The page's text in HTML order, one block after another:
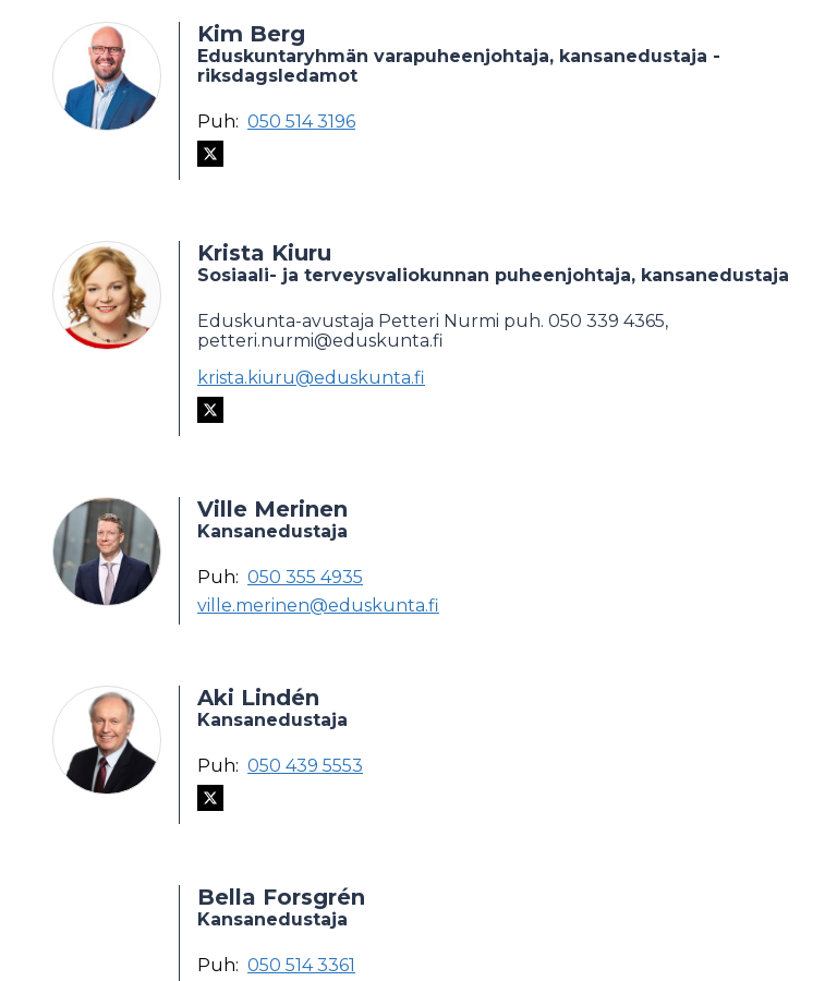
Kim Berg
Eduskuntaryhmän varapuheenjohtaja, kansanedustaja -
riksdagsledamot
Puh: 050 514 3196
Krista Kiuru
Sosiaali- ja terveysvaliokunnan puheenjohtaja, kansanedustaja
Eduskunta-avustaja Petteri Nurmi puh. 050 339 4365,
petteri.nurmi@eduskunta.fi
krista.kiuru@eduskunta.fi
Ville Merinen
Kansanedustaja
Puh: 050 355 4935
ville.merinen@eduskunta.fi
Aki Lindén
Kansanedustaja
Puh: 050 439 5553
Bella Forsgrén
Kansanedustaja
Puh: 050 514 3361